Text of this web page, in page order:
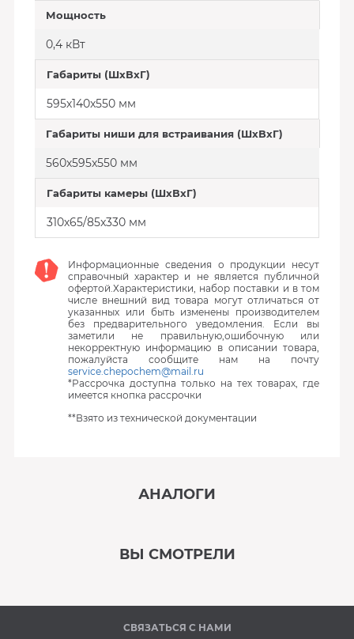
Мощность
0,4 кВт
Габариты (ШхВxГ)
595х140x550 мм
Габариты ниши для встраивания (ШхВxГ)
560х595x550 мм
Габариты камеры (ШхВxГ)
310х65/85x330 мм
Информационные сведения о продукции несут
справочный характер и не является публичной
офертой.Характеристики, набор поставки и в том
числе внешний вид товара могут отличаться от
указанных или быть изменены производителем
без предварительного уведомления. Если вы
заметили не правильную,ошибочную или
некорректную информацию в описании товара,
пожалуйста сообщите нам на почту
service.chepochem@mail.ru
*Рассрочка доступна только на тех товарах, где
имеется кнопка рассрочки
**Взято из технической документации
АНАЛОГИ
ВЫ СМОТРЕЛИ
Под заказ
СВЯЗАТЬСЯ С НАМИ